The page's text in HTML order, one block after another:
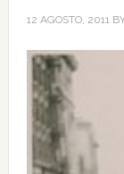
12 AGOSTO, 2011